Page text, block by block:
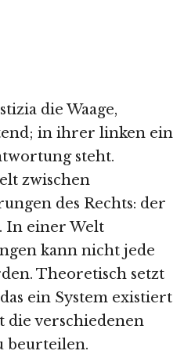
die Waage,
in ihrer linken ein
steht.
zwischen
des Rechts: der
In einer Welt
kann nicht jede
Theoretisch setzt
ein System existiert
die verschiedenen
beurteilen.